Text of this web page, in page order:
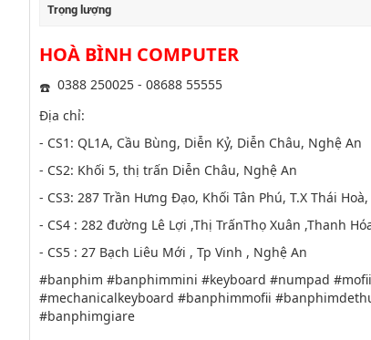
Trọng lượng
HOÀ BÌNH COMPUTER
0388 250025 - 08688 55555
Địa chỉ:
- CS1: QL1A, Cầu Bùng, Diễn Kỷ, Diễn Châu, Nghệ An
- CS2: Khối 5, thị trấn Diễn Châu, Nghệ An
- CS3: 287 Trần Hưng Đạo, Khối Tân Phú, T.X Thái
- CS4 : 282 đường Lê Lợi ,Thị TrấnThọ Xuân ,Thanh
- CS5 : 27 Bạch Liêu Mới , Tp Vinh , Nghệ An
#banphim #banphimmini #keyboard #numpad
#mechanicalkeyboard #banphimmofii
#banphimgiare